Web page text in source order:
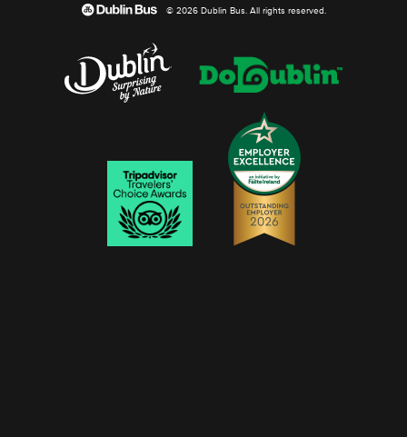
© 2026 Dublin Bus. All rights reserved.